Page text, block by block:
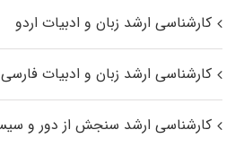
کارشناسی ارشد زبان و ادبیات اردو
کارشناسی ارشد زبان و ادبیات فارسی
کارشناسی ارشد سنجش از دور و